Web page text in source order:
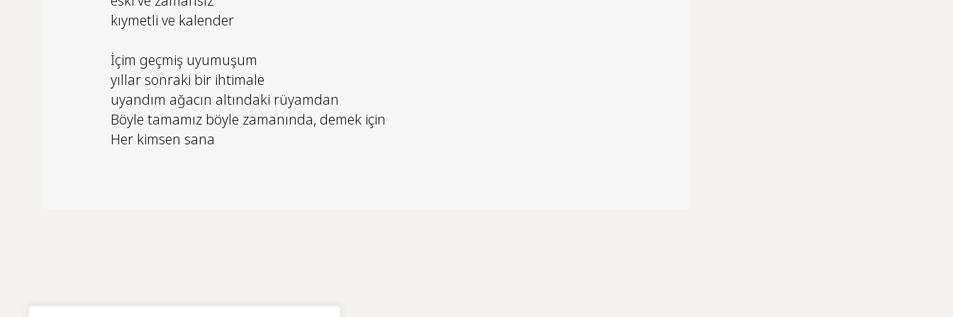
kıymetli ve kalender
İçim geçmiş uyumuşum
yıllar sonraki bir ihtimale
uyandım ağacın altındaki rüyamdan
Böyle tamamız böyle zamanında, demek için
Her kimsen sana